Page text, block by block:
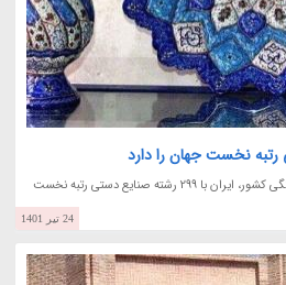
ایرنا/ براساس سخنان وزیر میراث فرهنگی کشور، ایران با 299 رشته صنایع دستی رتبه نخست
24 تیر 1401